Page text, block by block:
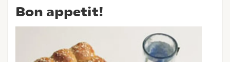
Bon appetit!